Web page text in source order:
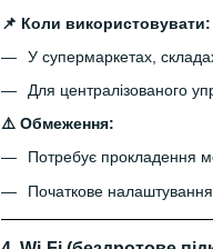
📌 Коли використовувати:
У супермаркетах,
Для централізованого
⚠️ Обмеження:
Потребує прокладення
Початкове